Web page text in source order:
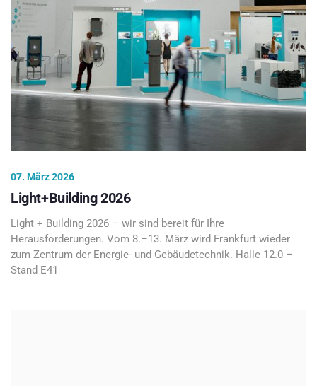
07. März 2026
Light+Building 2026
Light + Building 2026 – wir sind bereit für Ihre
Herausforderungen. Vom 8.–13. März wird Frankfurt wieder
zum Zentrum der Energie- und Gebäudetechnik. Halle 12.0 –
Stand E41